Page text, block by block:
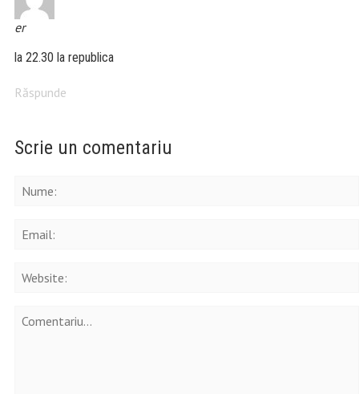
er
la 22.30 la republica
Răspunde
Scrie un comentariu